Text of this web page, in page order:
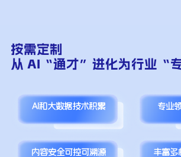
按需定制
从 AI“通才”进化为行业“
AI和大数据技术积累 专业
内容安全可控可溯源 丰富多